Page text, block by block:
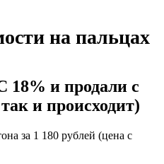
на пальцах
и продали с
и происходит)
за 1 180 рублей (цена с